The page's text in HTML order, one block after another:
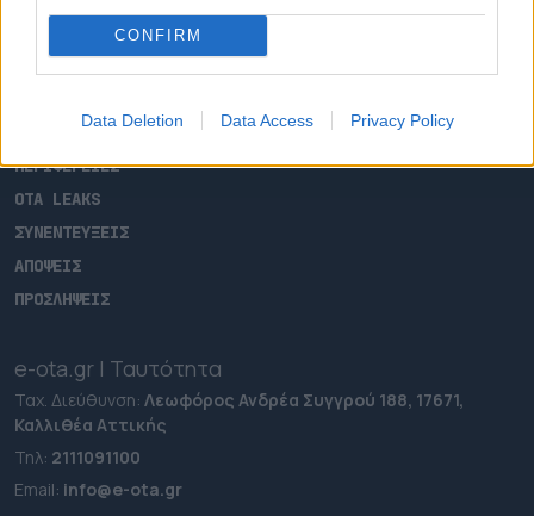
CONFIRM
Data Deletion Data Access Privacy Policy
ΠΕΡΙΦΕΡΕΙΕΣ
OTA LEAKS
ΣΥΝΕΝΤΕΥΞΕΙΣ
ΑΠΟΨΕΙΣ
ΠΡΟΣΛΗΨΕΙΣ
e-ota.gr | Ταυτότητα
Ταχ. Διεύθυνση: Λεωφόρος Ανδρέα Συγγρού 188, 17671,
Καλλιθέα Αττικής
Τηλ: 2111091100
Εmail: info@e-ota.gr